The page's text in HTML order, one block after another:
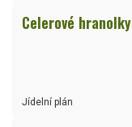
Celerové hranolky
Jídelní plán